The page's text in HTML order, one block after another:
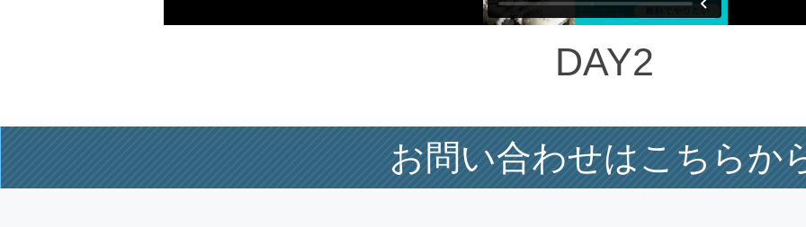
DAY2
お問い合わせはこちらか